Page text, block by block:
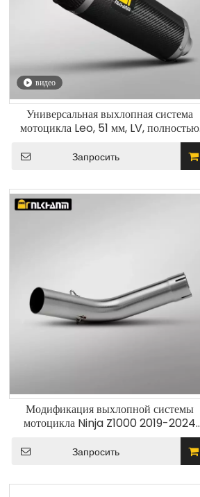
видео
Универсальная выхлопная система
мотоцикла Leo, 51 мм, LV, полностью
глушитель из углеродного волокна,
состояние для GSX250 R3 R6 ZX4R
Запросить
Модификация выхлопной системы
мотоцикла Ninja Z1000 2019-2024
годов с новой трубой среднего звена
диаметром 51 мм
Запросить